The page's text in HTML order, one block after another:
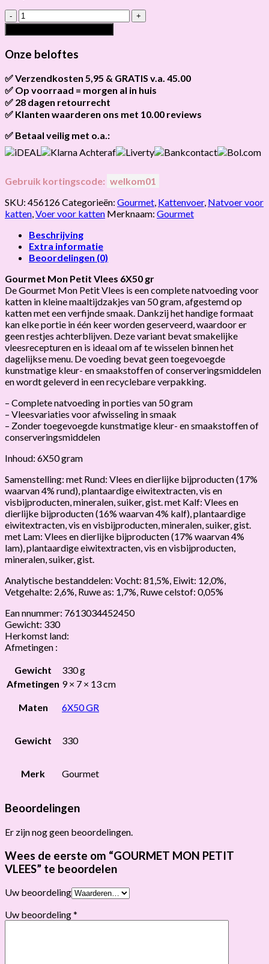
GOURMET
MON
PETIT
VLEES
hoeveelheid
Onze beloftes
✅ Verzendkosten 5,95 & GRATIS v.a. 45.00
Brievenbus verzendingen zijn 3,95, een pakket 5,95 en
bestellingen v.a. 45,00 worden gratis verzonden.
✅ Op voorraad = morgen al in huis
Als het product op voorraad is en je bestelt vóór 13:00, wordt
hetvandaag nog verzonden.
✅ 28 dagen retourrecht
Niet tevreden? Geen probleem! Je hebt28 dagen
✅ Klanten waarderen ons met 10.00 reviews
✅ Betaal veilig met o.a.:
Gebruik kortingscode: welkom01
SKU: 456126Categorieën: Gourmet Kattenvoer, Natvoer voor
katten Voer voor katten Merknaam: Gourmet
Beschrijving
Extra informatie
Beoordelingen (0)
Gourmet Mon Petit Vlees 6X50 gr
De Gourmet Mon Petit Vlees is een complete natvoeding voor
katten in kleine maaltijdzakjes van 50 gram, afgestemd op
katten met een verfijnde smaak. Dankzij het handige formaat
kan elke portie in één keer worden geserveerd, waardoor er
geen restjes achterblijven. Deze variant bevat smakelijke
vleesrecepturen en is ideaal om af te wisselen binnen het
dagelijkse menu. De voeding bevat geen toegevoegde
kunstmatige kleur- en smaakstoffen of conserveringsmiddelen
en wordt geleverd in een recyclebare verpakking.
– Complete natvoeding in porties van 50 gram
– Vleesvariaties voor afwisseling in smaak
– Zonder toegevoegde kunstmatige kleur- en smaakstoffen of
conserveringsmiddelen
Inhoud: 6X50 gram
Samenstelling: met Rund: Vlees en dierlijke bijproducten (17%
waarvan 4% rund), plantaardige eiwitextracten, vis en
visbijproducten, mineralen, suiker, gist. met Kalf: Vlees en
dierlijke bijproducten (16% waarvan 4% kalf), plantaardige
eiwitextracten, vis en visbijproducten, mineralen, suiker, gist.
met Lam: Vlees en dierlijke bijproducten (17% waarvan 4%
lam), plantaardige eiwitextracten, vis en visbijproducten,
mineralen, suiker, gist.
Analytische bestanddelen: Vocht: 81,5%, Eiwit: 12,0%,
Vetgehalte: 2,6%, Ruwe as: 1,7%, Ruwe celstof: 0,05%
Ean nnummer: 7613034452450
Gewicht: 330
Herkomst land:
Afmetingen :
Gewicht
330 g
Afmetingen 9 × 7 × 13 cm
Maten 6X50 GR
Gewicht 330
Merk Gourmet
Beoordelingen
Er zijn nog geen beoordelingen.
Wees de eerste om “GOURMET MON PETIT
VLEES” te beoordelen
Uw beoordeling
Uw beoordeling*